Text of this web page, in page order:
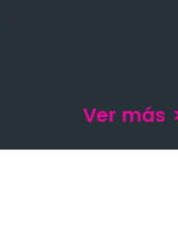
Ver más